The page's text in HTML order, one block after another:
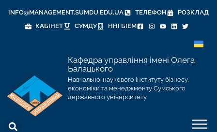
INFO@MANAGEMENT.SUMDU.EDU.UA ТЕЛЕФОН
РОЗКЛАД
КАБІНЕТ
СУМДУ ННІ БІЕМ
Кафедра управління імені Олега
Балацького
Навчально-наукового інституту бізнесу,
економіки та менеджменту Сумського
державного університету